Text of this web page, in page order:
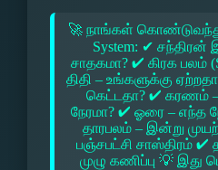
🚀 நாங்கள்
System: ✔ சந்திரன்
சாதகமா? ✔ கிரக பலம்
திதி – உங்களுக்கு
கெட்டதா? ✔ கரணம்
நேரமா? ✔ ஓரை – எந்த
தாரபலம் – இன்று
பஞ்சபட்சி சாஸ்திரம் ✔
முழு கணிப்பு 💡 இது